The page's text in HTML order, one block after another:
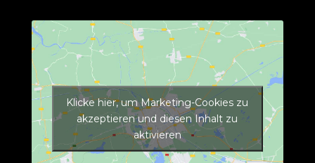
Klicke hier, um Marketing-Cookies zu
akzeptieren und diesen Inhalt zu
aktivieren